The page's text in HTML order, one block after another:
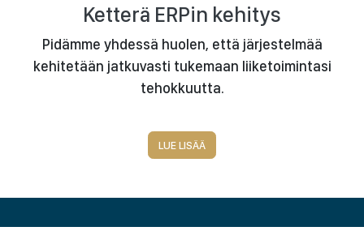
Ketterä ERPin kehitys
Pidämme yhdessä huolen, että järjestelmää
kehitetään jatkuvasti tukemaan liiketoimintasi
tehokkuutta.
LUE LISÄÄ